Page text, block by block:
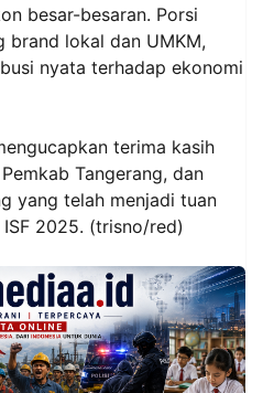
besar-besaran. Porsi
brand lokal dan UMKM,
nyata terhadap ekonomi
terima kasih
Tangerang, dan
yang telah menjadi tuan
2025. (trisno/red)